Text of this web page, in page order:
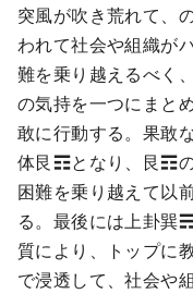
突風が吹き荒れて、
われて社会や組織が
難を乗り越えるべく
の気持を一つにまと
敢に行動する。果敢
体艮☶となり、艮☶の
困難を乗り越えて以
る。最後には上卦巽
質により、トップに
で浸透して、社会や